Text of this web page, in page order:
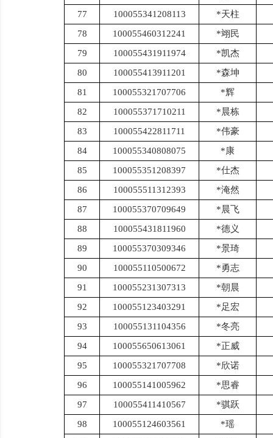
77
100055341208113
*天柱
78
100055460312241
*翊民
79
100055431911974
*凯杰
80
100055413911201
*森坤
81
100055321707706
*辉
82
100055371710211
*晨栋
83
100055422811711
*伟豪
84
100055340808075
*康
85
100055351208397
*仕杰
86
100055511312393
*淹然
87
100055370709649
*晨飞
88
100055431811960
*德义
89
100055370309346
*景琦
90
100055110500672
*勇志
91
100055231307313
*朝晨
92
100055123403291
*足宏
93
100055131104356
*冬亮
94
100055650613061
*正威
95
100055321707708
*欣诺
96
100055141005962
*思睿
97
100055411410567
*骐跃
98
100055124603561
*瑶